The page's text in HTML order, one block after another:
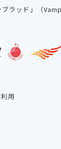
ブラッド」（
用